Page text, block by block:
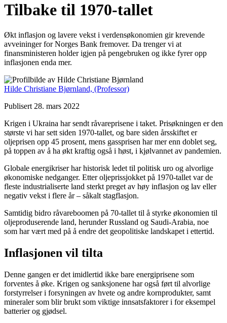
Tilbake til 1970-tallet
Økt inflasjon og lavere vekst i verdensøkonomien gir krevende
avveininger for Norges Bank fremover. Da trenger vi at
finansministeren holder igjen på pengebruken og ikke fyrer opp
inflasjonen enda mer.
Hilde Christiane Bjørnland, (Professor)
Publisert 28. mars 2022
Krigen i Ukraina har sendt råvareprisene i taket. Prisøkningen er den
største vi har sett siden 1970-tallet, og bare siden årsskiftet er
oljeprisen opp 45 prosent, mens gassprisen har mer enn doblet seg,
på toppen av å ha økt kraftig også i høst, i kjølvannet av pandemien.
Globale energikriser har historisk ledet til politisk uro og alvorlige
økonomiske nedganger. Etter oljeprissjokket på 1970-tallet var de
fleste industrialiserte land sterkt preget av høy inflasjon og lav eller
negativ vekst i flere år – såkalt stagflasjon.
Samtidig bidro råvareboomen på 70-tallet til å styrke økonomien til
oljeproduserende land, herunder Russland og Saudi-Arabia, noe
som har vært med på å endre det geopolitiske landskapet i ettertid.
Inflasjonen vil tilta
Denne gangen er det imidlertid ikke bare energiprisene som
forventes å øke. Krigen og sanksjonene har også ført til alvorlige
forstyrrelser i forsyningen av hvete og andre kornprodukter, samt
mineraler som blir brukt som viktige innsatsfaktorer i for eksempel
batterier og gjødsel.